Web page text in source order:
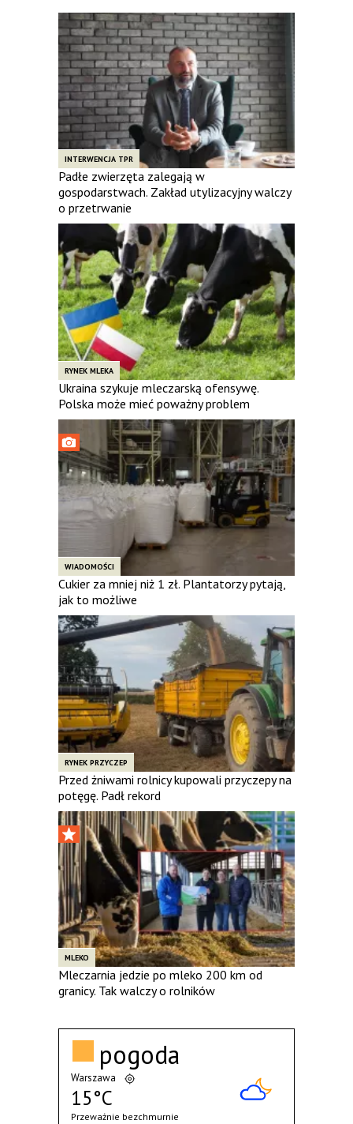
INTERWENCJA TPR
Padłe zwierzęta zalegają w
gospodarstwach. Zakład utylizacyjny walczy
o przetrwanie
RYNEK MLEKA
Ukraina szykuje mleczarską ofensywę.
Polska może mieć poważny problem
WIADOMOŚCI
Cukier za mniej niż 1 zł. Plantatorzy pytają,
jak to możliwe
RYNEK PRZYCZEP
Przed żniwami rolnicy kupowali przyczepy na
potęgę. Padł rekord
MLEKO
Mleczarnia jedzie po mleko 200 km od
granicy. Tak walczy o rolników
pogoda
Warszawa
15°C
Przeważnie bezchmurnie